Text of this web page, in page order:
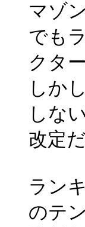
マゾ
でも
クタ
しか
しな
改定
ラン
のテ